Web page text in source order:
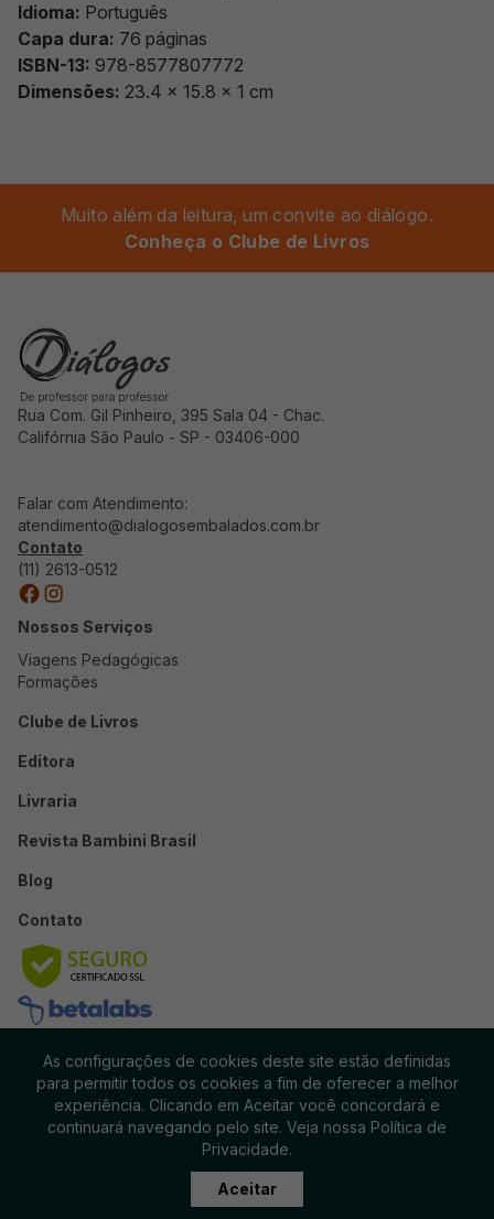
Idioma: Português
Capa dura: ‎ 76 páginas
ISBN-13: 978-8577807772
Dimensões: 23.4 x 15.8 x 1 cm
Muito além da leitura, um convite ao diálogo.
Conheça o Clube de Livros
Rua Com. Gil Pinheiro, 395 Sala 04 - Chac.
Califórnia São Paulo - SP - 03406-000
Falar com Atendimento:
atendimento@dialogosembalados.com.br
Contato
(11) 2613-0512
Nossos Serviços
Viagens Pedagógicas
Formações
Clube de Livros
Editora
Livraria
Revista Bambini Brasil
Blog
Contato
© 2025 Diálogos Embalados
DIÁLOGOS EMBALADOS - CNPJ 16617872000133 - IE - 141.928.913.118
As configurações de cookies deste site estão definidas
para permitir todos os cookies a fim de oferecer a melhor
experiência. Clicando em Aceitar você concordará e
continuará navegando pelo site. Veja nossa Política de
Privacidade.
Aceitar